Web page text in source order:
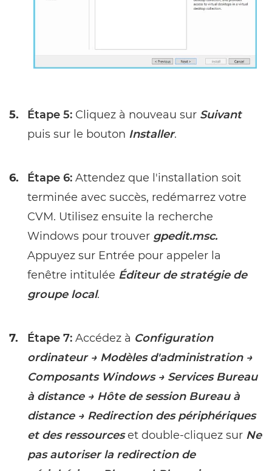
5. Étape 5: Cliquez à nouveau sur Suivant
puis sur le bouton Installer.
6. Étape 6: Attendez que l'installation soit
terminée avec succès, redémarrez votre
CVM. Utilisez ensuite la recherche
Windows pour trouver gpedit.msc.
Appuyez sur Entrée pour appeler la
fenêtre intitulée Éditeur de stratégie de
groupe local.
7. Étape 7: Accédez à Configuration
ordinateur → Modèles d'administration →
Composants Windows → Services Bureau
à distance → Hôte de session Bureau à
distance → Redirection des périphériques
et des ressourceset double-cliquez sur Ne
pas autoriser la redirection de